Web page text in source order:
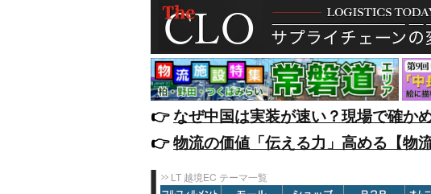
👉️なぜ中国は実装が速い？現場で確か
👉️物流の価値「伝える力」高める【物
LT 越境EC テーマ一覧